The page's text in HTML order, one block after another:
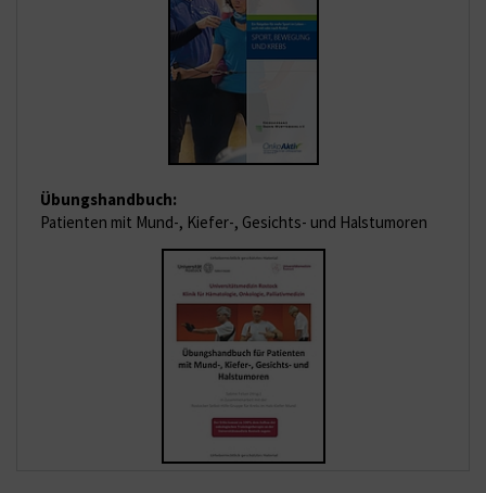
Übungshandbuch:
Patienten mit Mund-, Kiefer-, Gesichts- und Halstumoren